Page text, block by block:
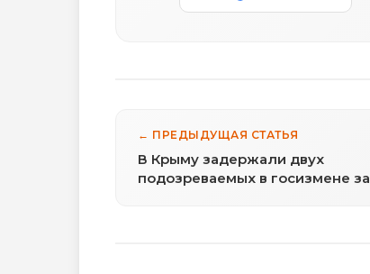
← ПРЕДЫДУЩАЯ СТАТЬЯ
В Крыму задержали двух
подозреваемых в госизмене за